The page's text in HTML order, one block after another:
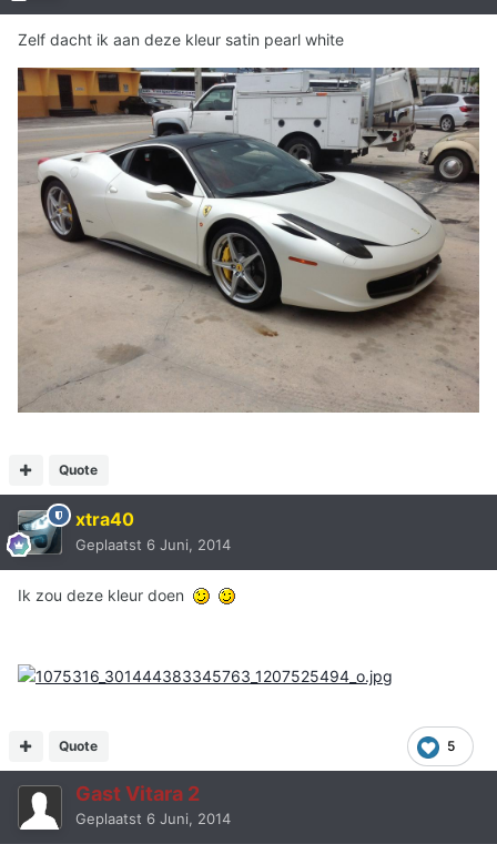
Zelf dacht ik aan deze kleur satin pearl white
Quote
xtra40
Geplaatst 6 Juni, 2014
Ik zou deze kleur doen
5
Quote
Gast Vitara 2
Geplaatst 6 Juni, 2014